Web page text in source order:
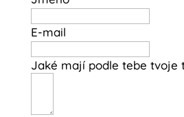
E-mail
Jaké mají podle tebe tvoje